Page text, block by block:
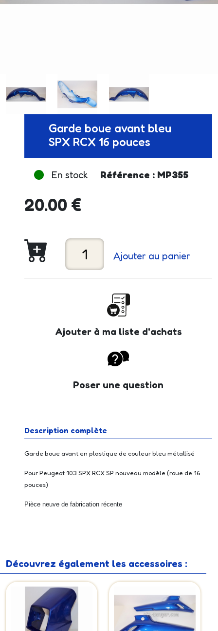
Garde boue avant bleu
SPX RCX 16 pouces
En stock Référence : MP355
20.00 €
Ajouter au panier
Ajouter à ma liste d'achats
Poser une question
Description complète
Garde boue avant en plastique de couleur bleu métallisé
Pour Peugeot 103 SPX RCX SP nouveau modèle (roue de 16
pouces)
Pièce neuve de fabrication récente
Découvrez également les accessoires :